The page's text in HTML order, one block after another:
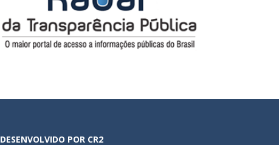
DESENVOLVIDO POR CR2